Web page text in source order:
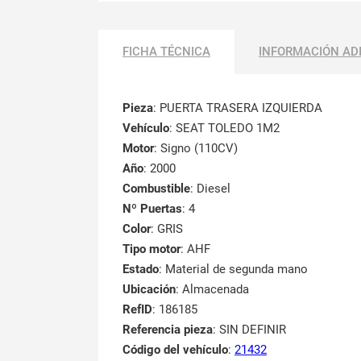
FICHA TÉCNICA INFORMACIÓN
Pieza: PUERTA TRASERA IZQUIERDA
Vehículo: SEAT TOLEDO 1M2
Motor: Signo (110CV)
Año: 2000
Combustible: Diesel
Nº Puertas: 4
Color: GRIS
Tipo motor: AHF
Estado: Material de segunda mano
Ubicación: Almacenada
RefID: 186185
Referencia pieza: SIN DEFINIR
Código del vehículo: 21432